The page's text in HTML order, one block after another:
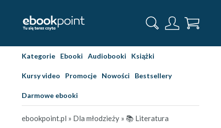
Kategorie Ebooki Audiobooki Książki
Kursy video Promocje Nowości Bestsellery
Darmowe ebooki
ebookpoint.pl » Dla młodzieży » 📚 Literatura